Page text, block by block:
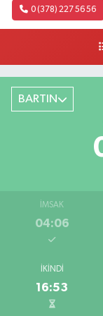
0 (378) 227 56 56
BARTIN
İMSAK
04:06
İKINDI
16:53